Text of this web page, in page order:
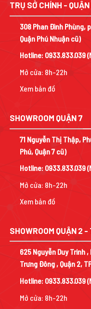
TRỤ SỞ CHÍNH -
308 Phan Đình Phùng,
Quận Phú Nhuận cũ)
Hotline: 0933.833.039
Mở cửa: 8h-22h
Xem bản đồ
SHOWROOM QUẬN 7
71 Nguyễn Thị Thập,
Phú, Quận 7 cũ)
Hotline: 0933.833.039
Mở cửa: 8h-22h
Xem bản đồ
SHOWROOM QUẬN 2
625 Nguyễn Duy Trinh ,
Trưng Đông , Quận 2,
Hotline: 0933.833.039
Mở cửa: 8h-22h